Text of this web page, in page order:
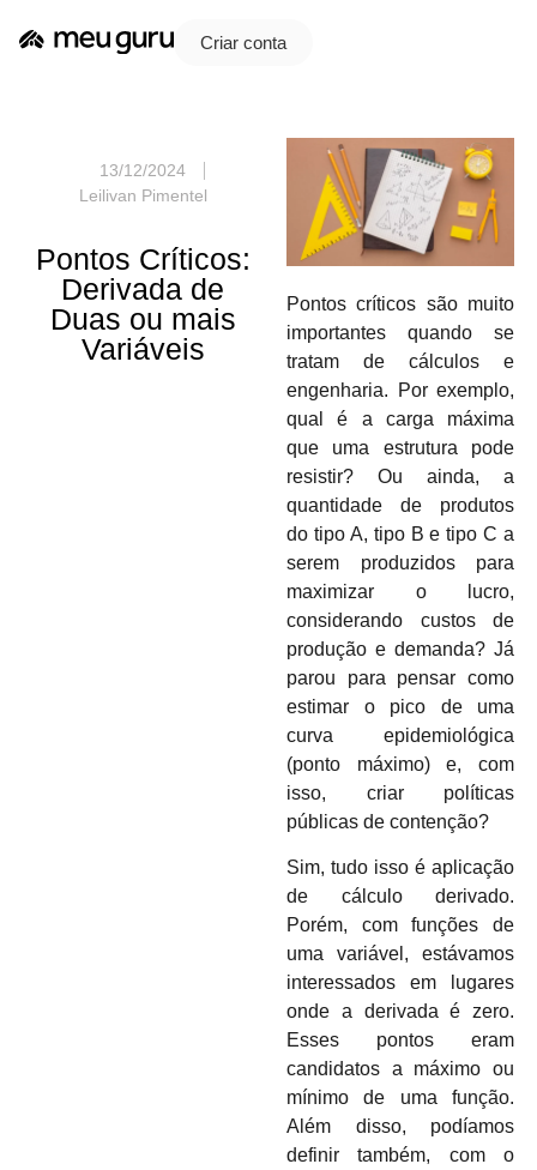
Criar conta
13/12/2024
Leilivan Pimentel
Pontos Críticos:
Derivada de
Duas ou mais
Variáveis
Pontos críticos são muito
importantes quando se
tratam de cálculos e
engenharia. Por exemplo,
qual é a carga máxima
que uma estrutura pode
resistir? Ou ainda, a
quantidade de produtos
do tipo A, tipo B e tipo C a
serem produzidos para
maximizar o lucro,
considerando custos de
produção e demanda? Já
parou para pensar como
estimar o pico de uma
curva epidemiológica
(ponto máximo) e, com
isso, criar políticas
públicas de contenção?
Sim, tudo isso é aplicação
de cálculo derivado.
Porém, com funções de
uma variável, estávamos
interessados em lugares
onde a derivada é zero.
Esses pontos eram
candidatos a máximo ou
mínimo de uma função.
Além disso, podíamos
definir também, com o